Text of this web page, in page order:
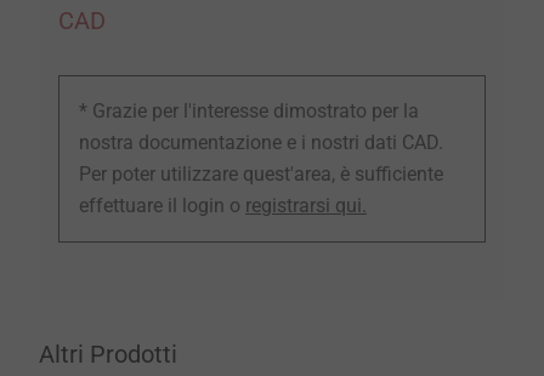
CAD
* Grazie per l'interesse dimostrato per la
nostra documentazione e i nostri dati CAD.
Per poter utilizzare quest'area, è sufficiente
effettuare il login o registrarsi qui.
Altri Prodotti